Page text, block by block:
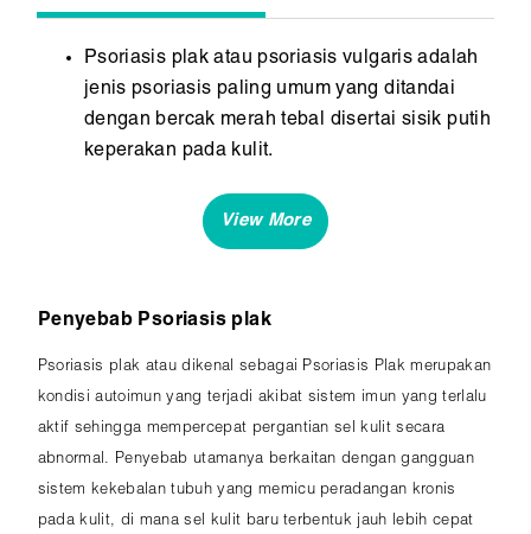
Psoriasis plak atau psoriasis vulgaris adalah
jenis psoriasis paling umum yang ditandai
dengan bercak merah tebal disertai sisik putih
keperakan pada kulit.
kepala, dan punggung.
Psoriasis plak terjadi akibat gangguan sistem
Penyebab Psoriasis plak
Psoriasis plak atau dikenal sebagai Psoriasis Plak merupakan
kondisi autoimun yang terjadi akibat sistem imun yang terlalu
aktif sehingga mempercepat pergantian sel kulit secara
abnormal. Penyebab utamanya berkaitan dengan gangguan
sistem kekebalan tubuh yang memicu peradangan kronis
pada kulit, di mana sel kulit baru terbentuk jauh lebih cepat